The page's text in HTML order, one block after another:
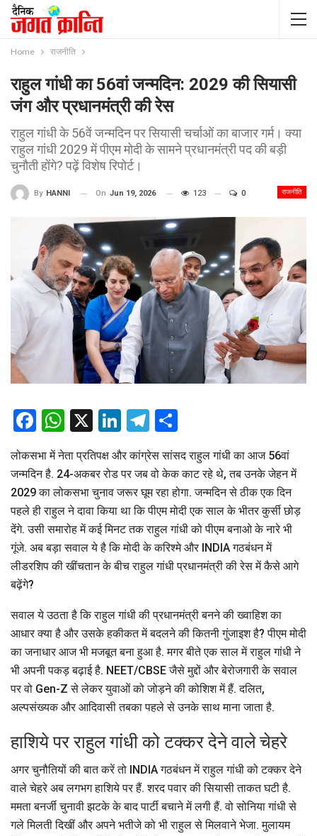
Home राजनीति
राहुल गांधी का 56वां जन्मदिन: 2029 की सियासी
जंग और प्रधानमंत्री की रेस
राहुल गांधी के 56वें जन्मदिन पर सियासी चर्चाओं का बाजार गर्म। क्या
राहुल गांधी 2029 में पीएम मोदी के सामने प्रधानमंत्री पद की बड़ी
चुनौती होंगे? पढ़ें विशेष रिपोर्ट।
राजनीति
By HANNI On Jun 19, 2026 123 0
Facebook
WhatsApp
X LinkedIn
Telegram
लोकसभा में नेता प्रतिपक्ष और कांग्रेस सांसद राहुल गांधी का आज 56वां
जन्मदिन है. 24-अकबर रोड पर जब वो केक काट रहे थे, तब उनके जेहन में
2029 का लोकसभा चुनाव जरूर घूम रहा होगा. जन्मदिन से ठीक एक दिन
पहले ही राहुल ने दावा किया था कि पीएम मोदी एक साल के भीतर कुर्सी छोड़
देंगे. उसी समारोह में कई मिनट तक राहुल गांधी को पीएम बनाओ के नारे भी
गूंजे. अब बड़ा सवाल ये है कि मोदी के करिश्मे और INDIA गठबंधन में
लीडरशिप की खींचतान के बीच राहुल गांधी प्रधानमंत्री की रेस में कैसे आगे
बढ़ेंगे?
सवाल ये उठता है कि राहुल गांधी की प्रधानमंत्री बनने की ख्वाहिश का
आधार क्या है और उसके हकीकत में बदलने की कितनी गुंजाइश है? पीएम मोदी
का जनाधार आज भी मजबूत बना हुआ है. मगर बीते एक साल में राहुल गांधी ने
भी अपनी पकड़ बढ़ाई है. NEET/CBSE जैसे मुद्दों और बेरोजगारी के सवाल
पर वो Gen-Z से लेकर युवाओं को जोड़ने की कोशिश में हैं. दलित,
अल्पसंख्यक और आदिवासी तबका पहले से उनके साथ माना जाता है.
हाशिये पर राहुल गांधी को टक्कर देने वाले चेहरे
अगर चुनौतियों की बात करें तो INDIA गठबंधन में राहुल गांधी को टक्कर देने
वाले चेहरे अब लगभग हाशिये पर हैं. शरद पवार की सियासी ताकत घटी है.
ममता बनर्जी चुनावी झटके के बाद पार्टी बचाने में लगी हैं. वो सोनिया गांधी से
गले मिलती दिखीं और अपने भतीजे को भी राहुल से मिलवाने भेजा. मुलायम